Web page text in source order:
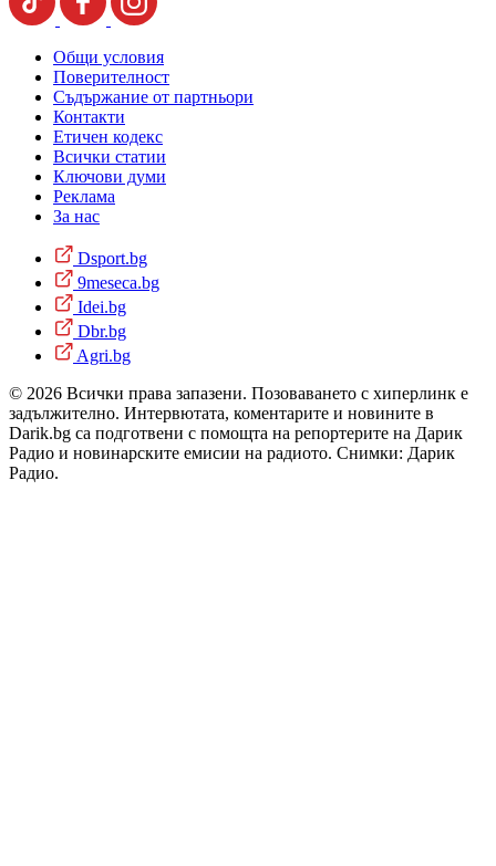
Общи условия
Поверителност
Съдържание от партньори
Контакти
Етичен кодекс
Всички статии
Ключови думи
Реклама
За нас
Dsport.bg
9meseca.bg
Idei.bg
Dbr.bg
Agri.bg
© 2026 Всички права запазени. Позоваването с хиперлинк е
задължително. Интервютата, коментарите и новините в
Darik.bg са подготвени с помощта на репортерите на Дарик
Радио и новинарските емисии на радиото. Снимки: Дарик
Радио.